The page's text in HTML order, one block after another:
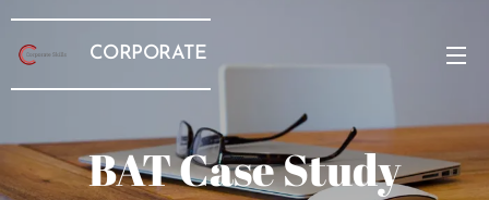
CORPORATE
BAT Case Study